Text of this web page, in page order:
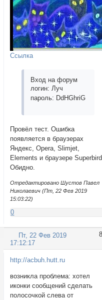
Ссылка
Вход на форум
логин: Луч
пароль: DdHGhriG
Провёл тест. Ошибка
появляется в браузерах
Яндекс, Opera, Slimjet,
Elements и браузере
Обидно.
Отредактировано Шустов Павел
Николаевич (Пт, 22 Фев 2019
15:03:22)
0
8
Пт, 22 Фев 2019
17:12:17
http://acbuh.hutt.ru
возникла проблема: хотел
иконки сообщений сделать
полосочкой слева от